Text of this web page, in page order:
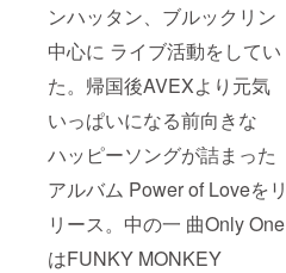
ンハッタン、ブルックリン
中心に ライブ活動をしてい
た。帰国後AVEXより元気
いっぱいになる前向きな
ハッピーソングが詰まった
アルバム Power of Loveをリ
リース。中の一 曲Only One
はFUNKY MONKEY